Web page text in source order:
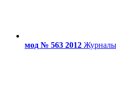
мод № 563 2012